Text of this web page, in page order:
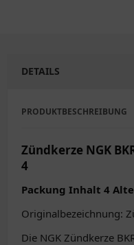
DETAILS
PRODUKTBESCHREIBUNG
Zündkerze NGK
4
Packung Inhalt 4
Originalbezeichnung:
Die NGK Zündkerze